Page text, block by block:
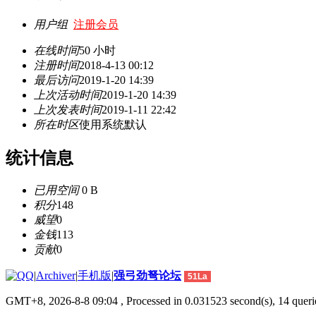
用户组 注册会员
在线时间50 小时
注册时间2018-4-13 00:12
最后访问2019-1-20 14:39
上次活动时间2019-1-20 14:39
上次发表时间2019-1-11 22:42
所在时区使用系统默认
统计信息
已用空间0 B
积分148
威望0
金钱113
贡献0
|Archiver|手机版|强弓劲弩论坛 51La
GMT+8, 2026-8-8 09:04 , Processed in 0.031523 second(s), 14